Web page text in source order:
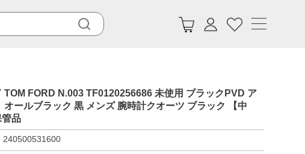
TOM FORD N.003 TF0120256686 未使用 ブラックPVD ア
オールブラック 黒 メンズ 腕時計クオーツ ブラック 【中
品
240500531600